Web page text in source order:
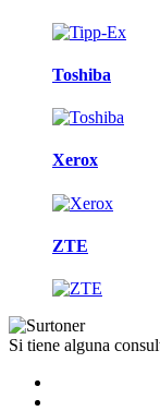
Toshiba
Xerox
ZTE
Si tiene alguna